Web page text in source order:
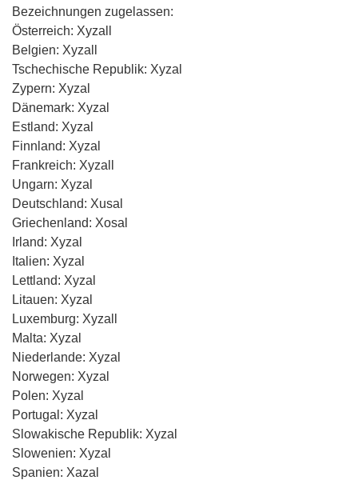
Bezeichnungen zugelassen:
Österreich: Xyzall
Belgien: Xyzall
Tschechische Republik: Xyzal
Zypern: Xyzal
Dänemark: Xyzal
Estland: Xyzal
Finnland: Xyzal
Frankreich: Xyzall
Ungarn: Xyzal
Deutschland: Xusal
Griechenland: Xosal
Irland: Xyzal
Italien: Xyzal
Lettland: Xyzal
Litauen: Xyzal
Luxemburg: Xyzall
Malta: Xyzal
Niederlande: Xyzal
Norwegen: Xyzal
Polen: Xyzal
Portugal: Xyzal
Slowakische Republik: Xyzal
Slowenien: Xyzal
Spanien: Xazal